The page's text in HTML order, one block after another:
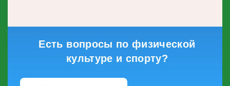
Есть вопросы по физической
культуре и спорту?